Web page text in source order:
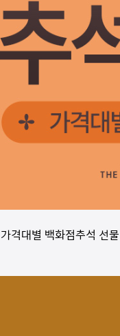
격대별 백화점추석 선물